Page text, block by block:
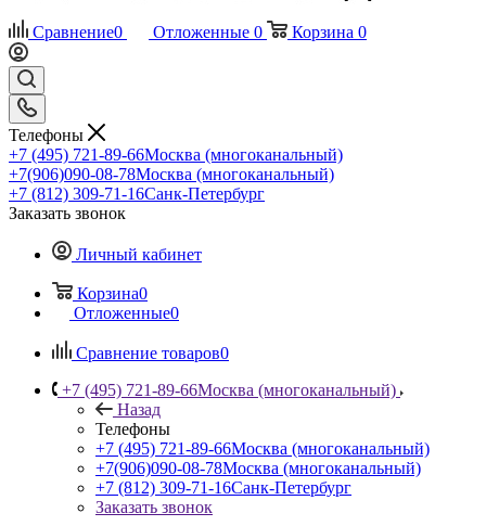
Сравнение0 Отложенные 0 Корзина 0
Телефоны
+7 (495) 721-89-66Москва (многоканальный)
+7(906)090-08-78Москва (многоканальный)
+7 (812) 309-71-16Санк-Петербург
Заказать звонок
Личный кабинет
Корзина0
Отложенные0
Сравнение товаров0
+7 (495) 721-89-66Москва (многоканальный)
Назад
Телефоны
+7 (495) 721-89-66Москва (многоканальный)
+7(906)090-08-78Москва (многоканальный)
+7 (812) 309-71-16Санк-Петербург
Заказать звонок